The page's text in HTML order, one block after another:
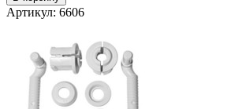
Артикул: 6606